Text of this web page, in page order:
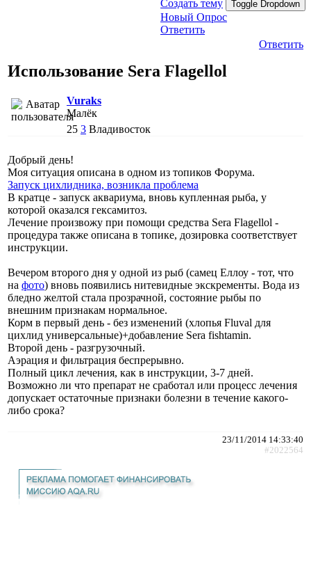
Создать тему Toggle Dropdown
Новый Опрос
Ответить
Ответить
Использование Sera Flagellol
Vuraks
Малёк
25 3 Владивосток
Добрый день!
Моя ситуация описана в одном из топиков Форума.
Запуск цихлидника, возникла проблема
В кратце - запуск аквариума, вновь купленная рыба, у
которой оказался гексамитоз.
Лечение произвожу при помощи средства Sera Flagellol -
процедура также описана в топике, дозировка соответствует
инструкции.
Вечером второго дня у одной из рыб (самец Еллоу - тот, что
на фото) вновь появились нитевидные экскременты. Вода из
бледно желтой стала прозрачной, состояние рыбы по
внешним признакам нормальное.
Корм в первый день - без изменений (хлопья Fluval для
цихлид универсальные)+добавление Sera fishtamin.
Второй день - разгрузочный.
Аэрация и фильтрация беспрерывно.
Полный цикл лечения, как в инструкции, 3-7 дней.
Возможно ли что препарат не сработал или процесс лечения
допускает остаточные признаки болезни в течение какого-
либо срока?
23/11/2014 14:33:40
#2022564